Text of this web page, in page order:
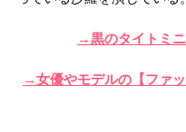
→黒のタイトミ
→女優やモデルの【ファ